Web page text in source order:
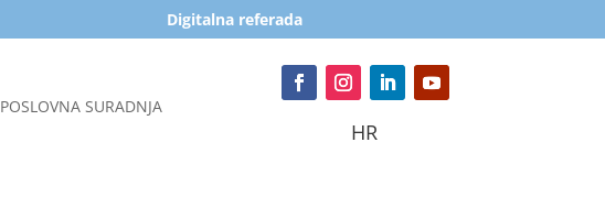
Digitalna referada
POSLOVNA SURADNJA
HR